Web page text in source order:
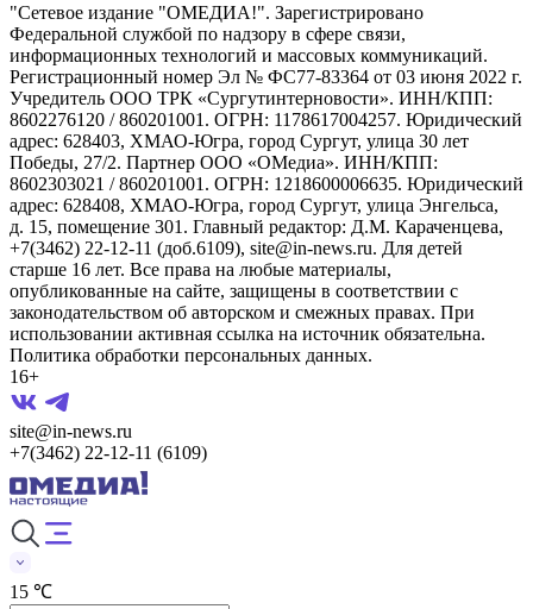
"Сетевое издание "ОМЕДИА!". Зарегистрировано
Федеральной службой по надзору в сфере связи,
информационных технологий и массовых коммуникаций.
Регистрационный номер Эл № ФС77-83364 от 03 июня 2022 г.
Учредитель ООО ТРК «Сургутинтерновости». ИНН/КПП:
8602276120 / 860201001. ОГРН: 1178617004257. Юридический
адрес: 628403, ХМАО-Югра, город Сургут, улица 30 лет
Победы, 27/2. Партнер ООО «ОМедиа». ИНН/КПП:
8602303021 / 860201001. ОГРН: 1218600006635. Юридический
адрес: 628408, ХМАО-Югра, город Сургут, улица Энгельса,
д. 15, помещение 301. Главный редактор: Д.М. Караченцева,
+7(3462) 22-12-11 (доб.6109), site@in-news.ru. Для детей
старше 16 лет. Все права на любые материалы,
опубликованные на сайте, защищены в соответствии с
законодательством об авторском и смежных правах. При
использовании активная ссылка на источник обязательна.
Политика обработки персональных данных.
16+
site@in-news.ru
+7(3462) 22-12-11 (6109)
15 ℃